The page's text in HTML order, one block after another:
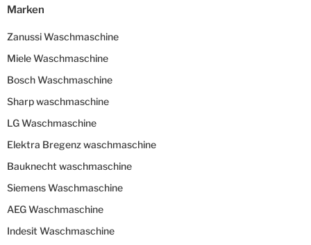
Marken
Zanussi Waschmaschine
Miele Waschmaschine
Bosch Waschmaschine
Sharp waschmaschine
LG Waschmaschine
Elektra Bregenz waschmaschine
Bauknecht waschmaschine
Siemens Waschmaschine
AEG Waschmaschine
Indesit Waschmaschine